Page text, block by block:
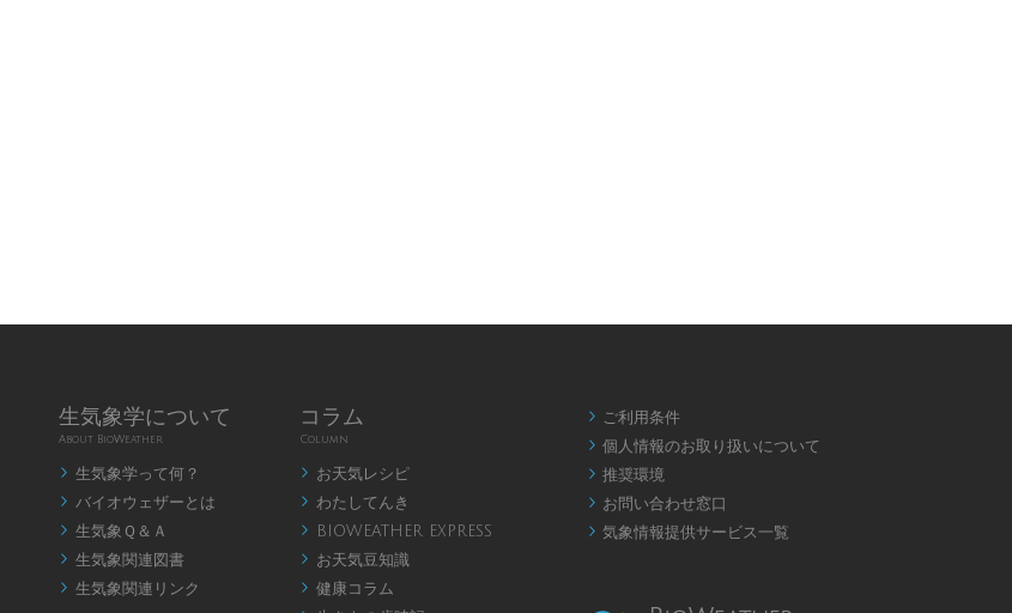
生気象学について
About BioWeather
 生気象学って何？
 バイオウェザーとは
 生気象Ｑ＆Ａ
 生気象関連図書
 生気象関連リンク
コラム
Column
 お天気レシピ
 わたしてんき
 BIOWEATHER EXPRESS
 お天気豆知識
 健康コラム
 ご利用条件
 個人情報のお取り扱いについて
 推奨環境
 お問い合わせ窓口
 気象情報提供サービス一覧